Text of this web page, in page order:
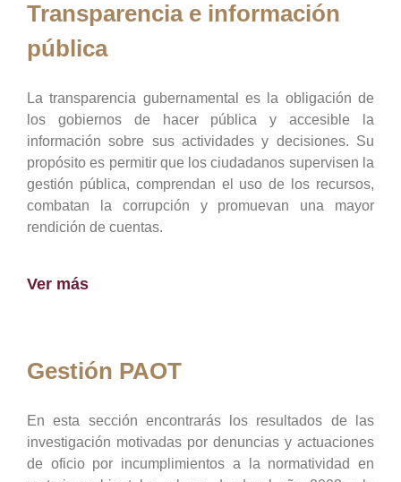
Transparencia e información
pública
La transparencia gubernamental es la obligación de
los gobiernos de hacer pública y accesible la
información sobre sus actividades y decisiones. Su
propósito es permitir que los ciudadanos supervisen la
gestión pública, comprendan el uso de los recursos,
combatan la corrupción y promuevan una mayor
rendición de cuentas.
Ver más
Gestión PAOT
En esta sección encontrarás los resultados de las
investigación motivadas por denuncias y actuaciones
de oficio por incumplimientos a la normatividad en